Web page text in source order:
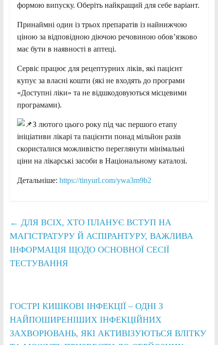
формою випуску. Оберіть найкращий для себе варіант.
Принаймні один із трьох препаратів із найнижчою
ціною за відповідною діючою речовиною обов’язково
має бути в наявності в аптеці.
Сервіс працює для рецептурних ліків, які пацієнт
купує за власні кошти (які не входять до програми
«Доступні ліки» та не відшкодовуються місцевими
програмами).
З лютого цього року під час першого етапу
ініціативи лікарі та пацієнти понад мільйон разів
скористалися можливістю переглянути мінімальні
ціни на лікарські засоби в Національному каталозі.
Детальніше: https://tinyurl.com/ywa3m9b2
← ДЛЯ ВСІХ, ХТО ПЛАНУЄ ВСТУП НА
МАГІСТРАТУРУ Й АСПІРАНТУРУ, ВАЖЛИВА
ІНФОРМАЦІЯ ЩОДО ОСНОВНОЇ СЕСІЇ
ТЕСТУВАННЯ
ГОСТРІ КИШКОВІ ІНФЕКЦІЇ – ОДНІ З
НАЙПОШИРЕНІШИХ ІНФЕКЦІЙНИХ
ЗАХВОРЮВАНЬ, ЯКІ АКТИВІЗУЮТЬСЯ ВЛІТКУ